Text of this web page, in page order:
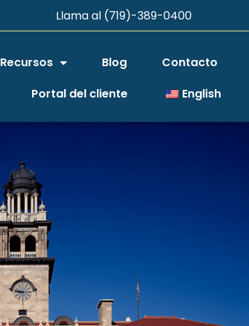
Llama al (719)-389-0400
Recursos Blog
Contacto
Portal del cliente
English